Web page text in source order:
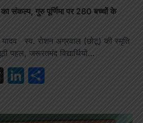
का संकल्प, गुरु पूर्णिमा पर 280 बच्चों के
स्व. रोशन अग्रवाल (छोटू) की स्मृति
पहल, जरूरतमंद विद्यार्थियों…
Threads
LinkedIn